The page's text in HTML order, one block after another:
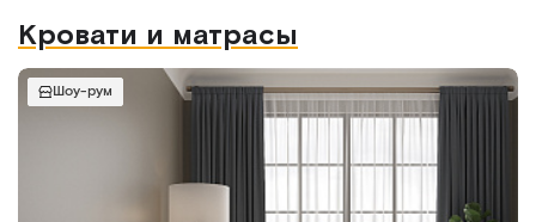
Кровати и матрасы
Шоу-рум